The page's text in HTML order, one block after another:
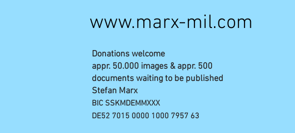
www.marx-mil.com
Donations welcome
appr. 50.000 images & appr. 500
documents waiting to be published
Stefan Marx
BIC SSKMDEMMXXX
DE52 7015 0000 1000 7957 63